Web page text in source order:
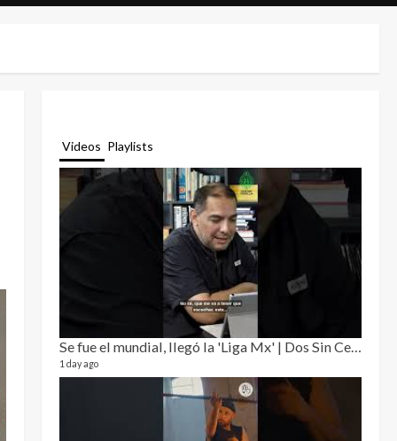
Videos Playlists
Se fue el mundial, llegó la 'Liga Mx' | Dos Sin Cebolla 🎙️
1 day ago
3